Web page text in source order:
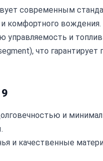
современным
комфортного вождения.
и
что
и
и качественные